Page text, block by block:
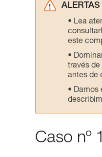
Lea
este
través de
antes de
Damos
Caso nº